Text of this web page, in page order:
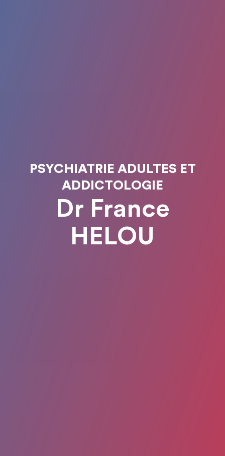
PSYCHIATRIE ADULTES ET
ADDICTOLOGIE
Dr France
HELOU